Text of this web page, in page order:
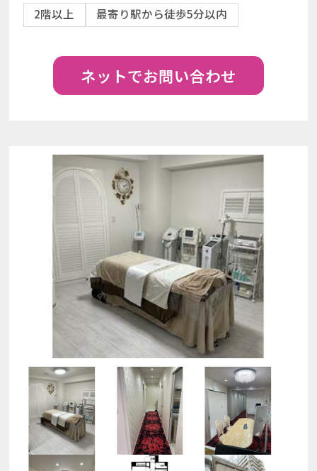
2階以上 最寄り駅から徒歩5分以内
ネットでお問い合わせ